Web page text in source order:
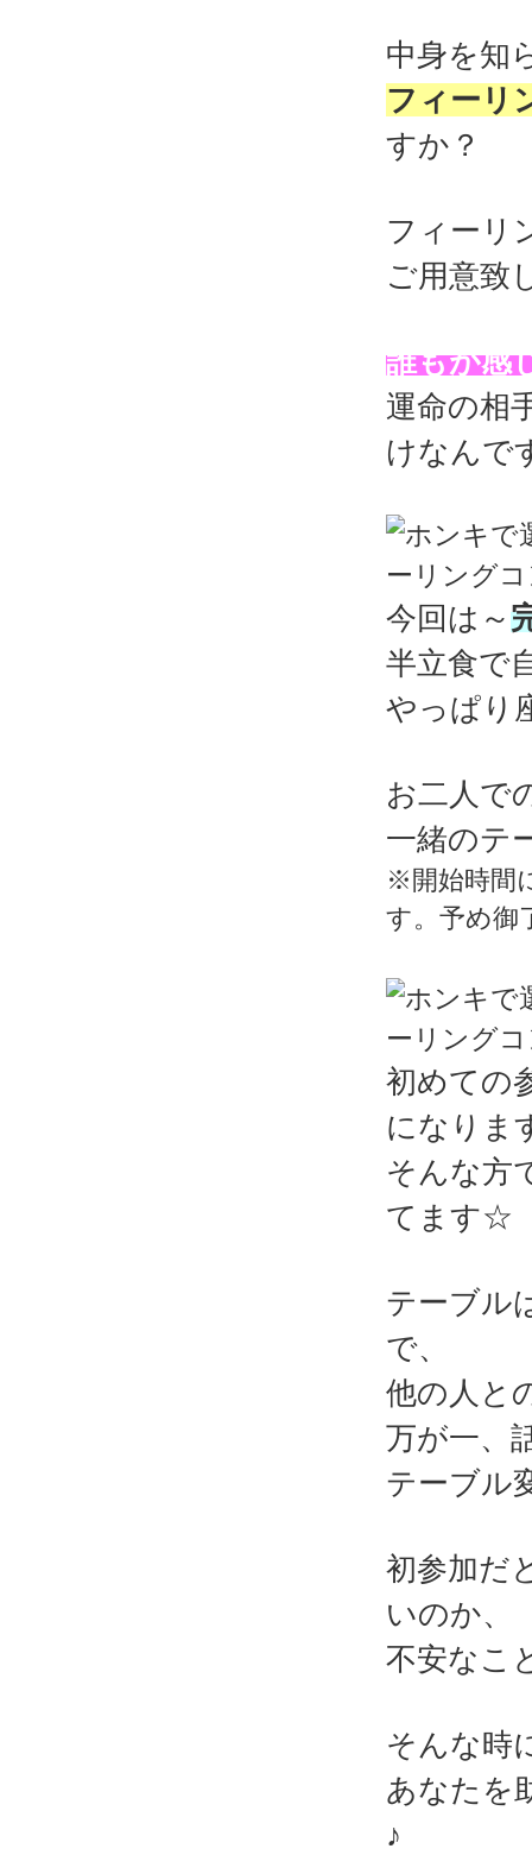
中身を知
フィーリ
すか？
フィーリ
ご用意致
誰もが感
運命の相
けなんで
今回は～
半立食で
やっぱり
お二人で
一緒のテ
※開始時間
す。予め御
初めての
になりま
そんな方
てます☆
テーブル
で、
他の人と
万が一、
テーブル
初参加だ
いのか、
不安なこ
そんな時
あなたを
♪